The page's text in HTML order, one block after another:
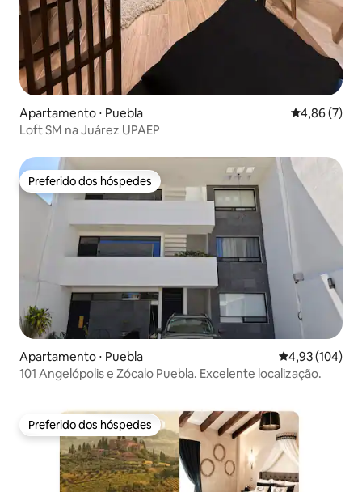
Apartamento ⋅ Puebla 4,86 de uma
4,86 (7)
Loft SM na Juárez UPAEP
Preferido dos hóspedes
Preferido dos hóspedes
Apartamento ⋅ Puebla 4,93 de uma
4,93 (104)
101 Angelópolis e Zócalo Puebla. Excelente localização.
Preferido dos hóspedes
Preferido dos hóspedes